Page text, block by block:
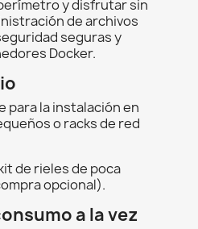
y disfrutar sin
de archivos
seguras y
Docker.
para la instalación en
o racks de red
de rieles de poca
opcional).
a la vez